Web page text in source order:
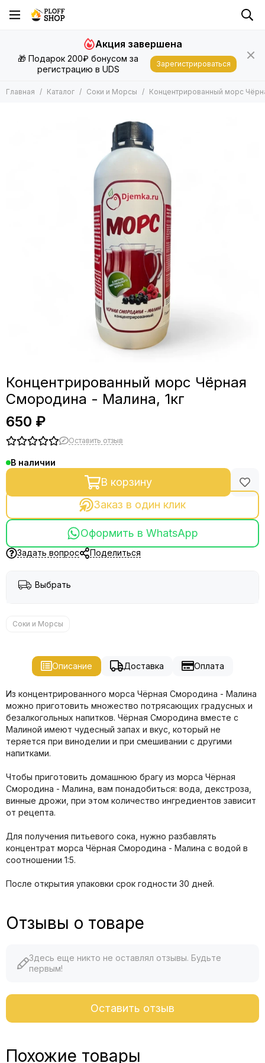
🎁 Подарок 200₽ бонусом за
регистрацию в UDS
Акция завершена
Зарегистрироваться
Главная Каталог Соки и Морсы Концентрированный морс
Концентрированный морс Чёрная
Смородина - Малина, 1кг
650 ₽
Оставить отзыв
В наличии
В корзину
Заказ в один клик
Оформить в WhatsApp
Задать вопрос Поделиться
Выбрать
Соки и Морсы
Описание Доставка Оплата
Из концентрированного морса Чёрная Смородина - Малина
можно приготовить множество потрясающих градусных и
безалкогольных напитков. Чёрная Смородина вместе с
Малиной имеют чудесный запах и вкус, который не
теряется при виноделии и при смешивании с другими
напитками.
Чтобы приготовить домашнюю брагу из морса Чёрная
Смородина - Малина, вам понадобиться: вода, декстроза,
винные дрожи, при этом количество ингредиентов зависит
от рецепта.
Для получения питьевого сока, нужно разбавлять
концентрат морса Чёрная Смородина - Малина с водой в
соотношении 1:5.
После открытия упаковки срок годности 30 дней.
Отзывы о товаре
Здесь еще никто не оставлял отзывы. Будьте
первым!
Оставить отзыв
Похожие товары